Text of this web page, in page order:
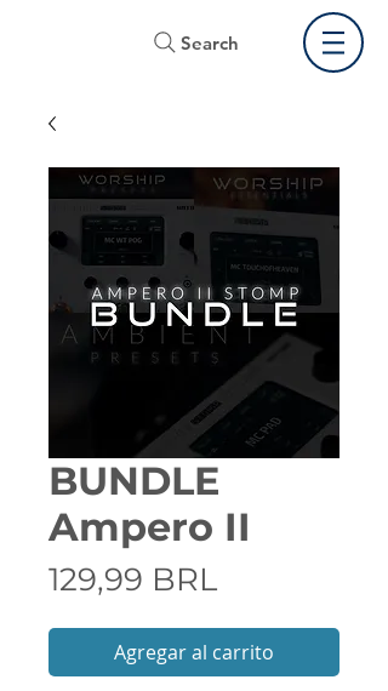
Search
BUNDLE
Ampero II
129,99 BRLPrecio
Agregar al carrito